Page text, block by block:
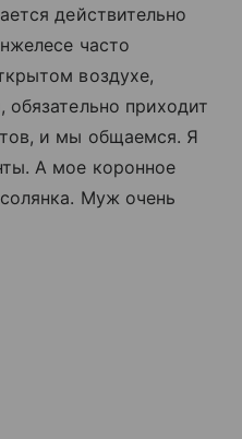
действительно
часто
воздухе,
приходит
и мы общаемся. Я
А мое коронное
Муж очень